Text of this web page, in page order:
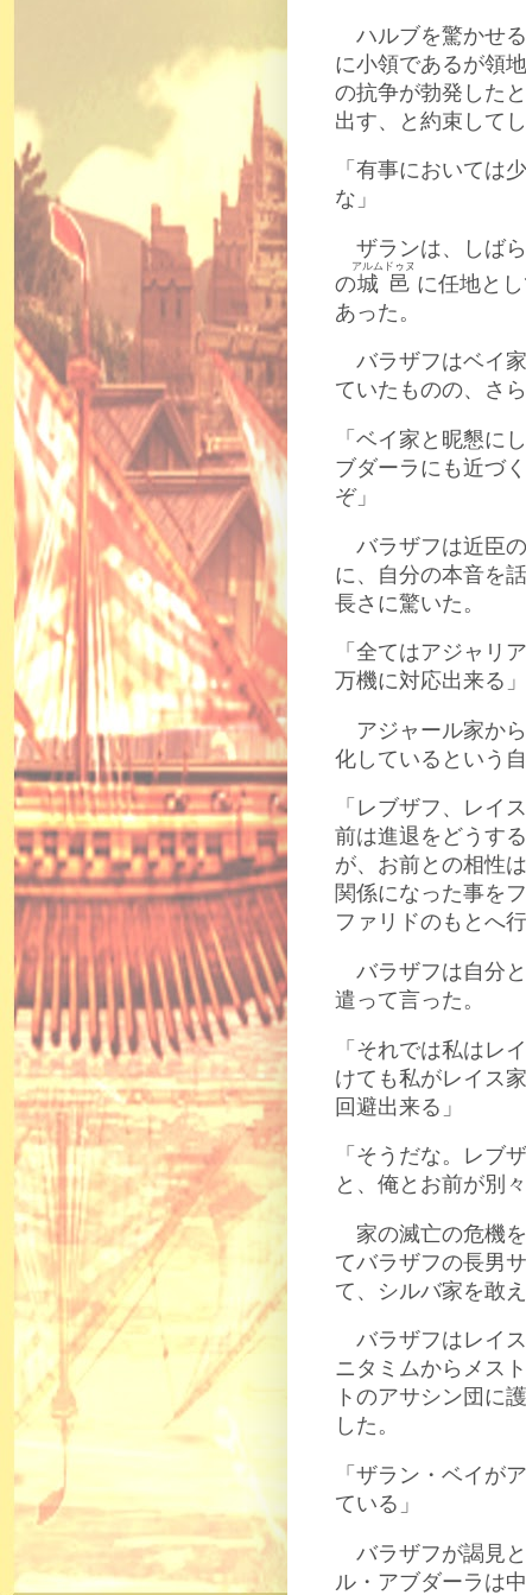
ハルブを驚かせ
に小領であるが領
の抗争が勃発した
出す、と約束してし
「有事においては
な」
ザランは、しば
の城邑
アルムドゥヌ
に任地と
あった。
バラザフはベイ
ていたものの、さ
「ベイ家と昵懇に
ブダーラにも近づ
ぞ」
バラザフは近臣
に、自分の本音を
長さに驚いた。
「全てはアジャリ
万機に対応出来る」
アジャール家か
化しているという
「レブザフ、レイ
前は進退をどうす
が、お前との相性
関係になった事を
ファリドのもとへ
バラザフは自分
遣って言った。
「それでは私はレ
けても私がレイス
回避出来る」
「そうだな。レブ
と、俺とお前が別
家の滅亡の危機
てバラザフの長男
て、シルバ家を敢
バラザフはレイ
ニタミムからメス
トのアサシン団に
した。
「ザラン・ベイが
ている」
バラザフが謁見
ル・アブダーラは